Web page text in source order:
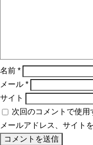
名前 *
メール *
サイト
次回のコメントで使用
メールアドレス、サイト